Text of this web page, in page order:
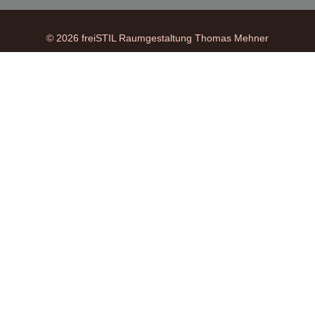
© 2026 freiSTIL Raumgestaltung Thomas Mehner